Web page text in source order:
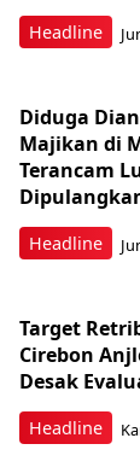
Headline
Headline
Diduga
Majikan di
Terancam
Headline
Target
Cirebon
Desak